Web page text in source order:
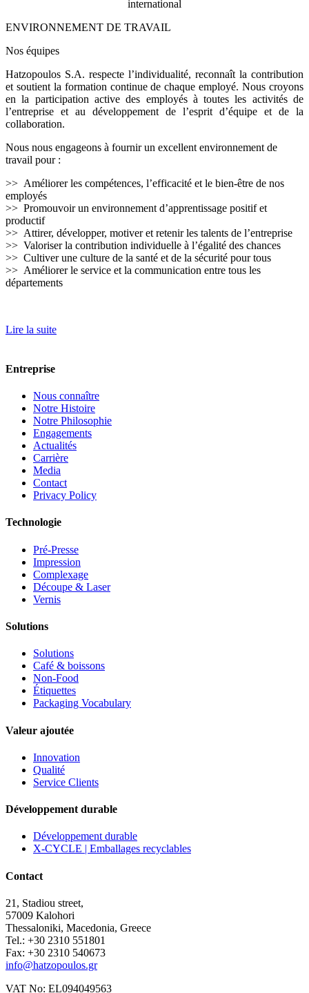
international
ENVIRONNEMENT DE TRAVAIL
Nos équipes
Hatzopoulos S.A. respecte l’individualité, reconnaît la contribution
et soutient la formation continue de chaque employé. Nous croyons
en la participation active des employés à toutes les activités de
l’entreprise et au développement de l’esprit d’équipe et de la
collaboration.
Nous nous engageons à fournir un excellent environnement de
travail pour :
>> Améliorer les compétences, l’efficacité et le bien-être de nos
employés
>> Promouvoir un environnement d’apprentissage positif et
productif
>> Attirer, développer, motiver et retenir les talents de l’entreprise
>> Valoriser la contribution individuelle à l’égalité des chances
>> Cultiver une culture de la santé et de la sécurité pour tous
>> Améliorer le service et la communication entre tous les
départements
Lire la suite
Entreprise
Nous connaître
Notre Histoire
Notre Philosophie
Engagements
Actualités
Carrière
Media
Contact
Privacy Policy
Technologie
Pré-Presse
Impression
Complexage
Découpe & Laser
Vernis
Solutions
Solutions
Café & boissons
Non-Food
Étiquettes
Packaging Vocabulary
Valeur ajoutée
Innovation
Qualité
Service Clients
Développement durable
Développement durable
X-CYCLE | Emballages recyclables
Contact
21, Stadiou street,
57009 Kalohori
Thessaloniki, Macedonia, Greece
Tel.: +30 2310 551801
Fax: +30 2310 540673
info@hatzopoulos.gr
VAT No: EL094049563